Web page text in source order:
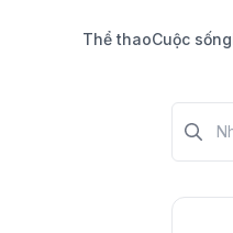
Thể thaoCuộc sống
Tìm